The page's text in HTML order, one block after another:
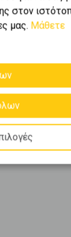
στον
μας. Μάθετε